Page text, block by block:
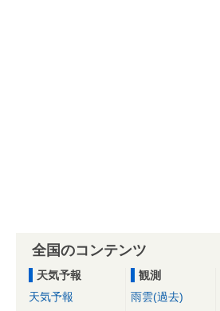
全国のコンテンツ
天気予報
天気予報
観測
雨雲(過去)